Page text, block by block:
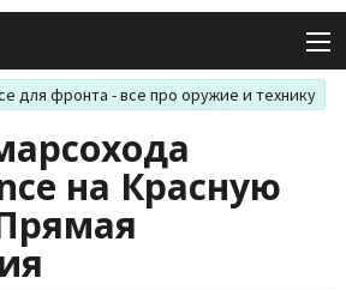
для фронта - все про оружие и технику
на Красную